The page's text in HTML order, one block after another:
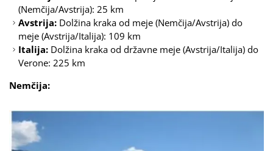
(Nemčija/Avstrija): 25 km
Avstrija: Dolžina kraka od meje (Nemčija/Avstrija) do
meje (Avstrija/Italija): 109 km
Italija: Dolžina kraka od državne meje (Avstrija/Italija) do
Verone: 225 km
Nemčija: